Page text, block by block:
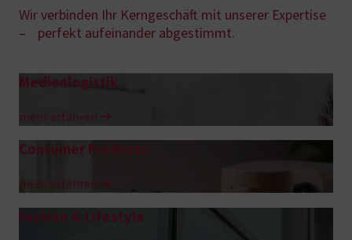
Wir verbinden Ihr Kerngeschäft mit unserer Expertise
– perfekt aufeinander abgestimmt.
Medienlogistik
mehr erfahren
Consumer Products
mehr erfahren
Fashion & Lifestyle